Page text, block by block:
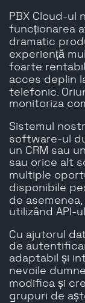
PBX Cloud-ul
funcționarea
dramatic
experiență
foarte
acces deplin
telefonic.
monitoriza
Sistemul
software-ul
un CRM sau
sau orice alt
multiple
disponibile
de
utilizând API-ul
Cu ajutorul
de
adaptabil și
nevoile
modifica și
grupuri de